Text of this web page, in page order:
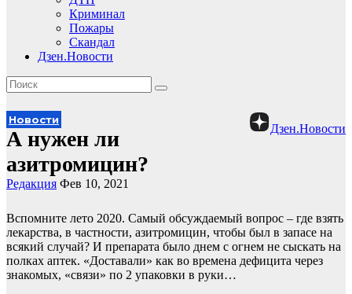
Криминал
Пожары
Скандал
Дзен.Новости
Дзен.Новости
Новости
А нужен ли
азитромицин?
Редакция Фев 10, 2021
Вспомните лето 2020. Самый обсуждаемый вопрос – где взять
лекарства, в частности, азитромицин, чтобы был в запасе на
всякий случай? И препарата было днем с огнем не сыскать на
полках аптек. «Доставали» как во времена дефицита через
знакомых, «связи» по 2 упаковки в руки…